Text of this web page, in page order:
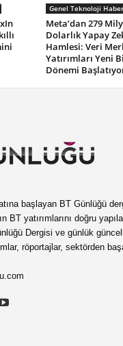
Genel Teknoloji
Meta’dan 279
Dolarlık Yapay
Hamlesi: Veri
Yatırımları Yeni
Dönemi
başlayan BT Günlüğü
BT yatırımlarını doğru
Dergisi ve günlük
röportajlar, sektörden